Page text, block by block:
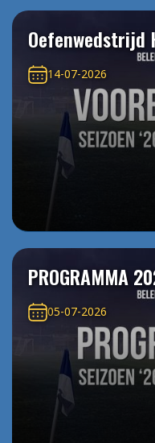
Oefenwedstrijd
14-07-2026
PROGRAMMA
05-07-2026